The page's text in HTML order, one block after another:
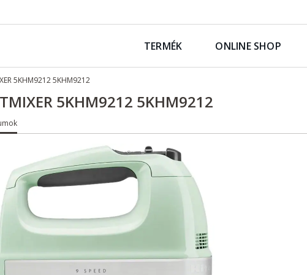
TERMÉK ONLINE SHOP
5KHM9212 5KHM9212
5KHM9212 5KHM9212